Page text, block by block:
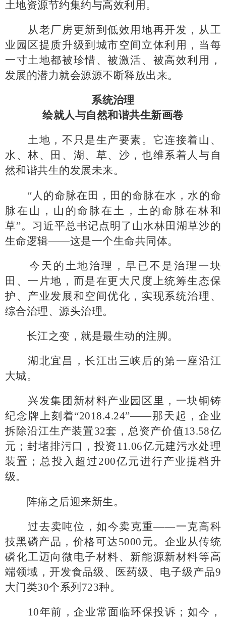
土地资源节约集约与高效利用。
从老厂房更新到低效用地再开发，从工
业园区提质升级到城市空间立体利用，当每
一寸土地都被珍惜、被激活、被高效利用，
发展的潜力就会源源不断释放出来。
系统治理
绘就人与自然和谐共生新画卷
土地，不只是生产要素。它连接着山、
水、林、田、湖、草、沙，也维系着人与自
然和谐共生的发展未来。
“人的命脉在田，田的命脉在水，水的命
脉在山，山的命脉在土，土的命脉在林和
草”。习近平总书记点明了山水林田湖草沙的
生命逻辑——这是一个生命共同体。
今天的土地治理，早已不是治理一块
田、一片地，而是在更大尺度上统筹生态保
护、产业发展和空间优化，实现系统治理、
综合治理、源头治理。
长江之变，就是最生动的注脚。
湖北宜昌，长江出三峡后的第一座沿江
大城。
兴发集团新材料产业园区里，一块铜铸
纪念牌上刻着“2018.4.24”——那天起，企业
拆除沿江生产装置32套，总资产价值13.58亿
元；封堵排污口，投资11.06亿元建污水处理
装置；总投入超过200亿元进行产业提档升
级。
阵痛之后迎来新生。
过去卖吨位，如今卖克重——一克高科
技黑磷产品，价格可达5000元。企业从传统
磷化工迈向微电子材料、新能源新材料等高
端领域，开发食品级、医药级、电子级产品9
大门类30个系列723种。
10年前，企业常面临环保投诉；如今，